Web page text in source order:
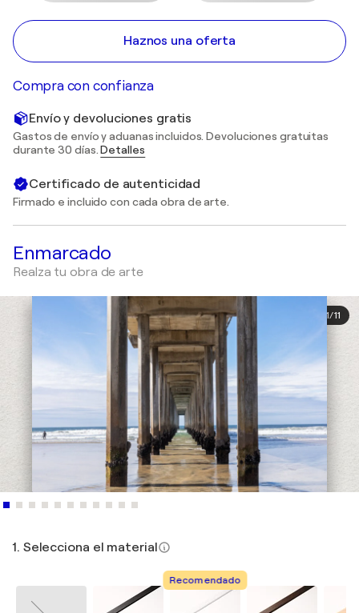
Haznos una oferta
Compra con confianza
Envío y devoluciones gratis
Gastos de envío y aduanas incluidos. Devoluciones gratuitas
durante 30 días.Detalles
Certificado de autenticidad
Firmado e incluido con cada obra de arte.
Enmarcado
Realza tu obra de arte
1/11
1. Selecciona el material
Recomendado